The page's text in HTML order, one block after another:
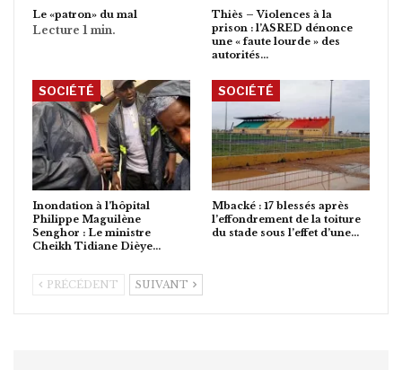
Le «patron» du mal
Thiès – Violences à la
prison : l’ASRED dénonce
une « faute lourde » des
autorités…
SOCIÉTÉ
Inondation à l’hôpital
Philippe Maguilène
Senghor : Le ministre
Cheikh Tidiane Dièye…
SOCIÉTÉ
Mbacké : 17 blessés après
l’effondrement de la toiture
du stade sous l’effet d’une…
PRÉCÉDENT SUIVANT